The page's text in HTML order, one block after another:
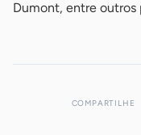
Dumont, entre outros
COMPARTILHE